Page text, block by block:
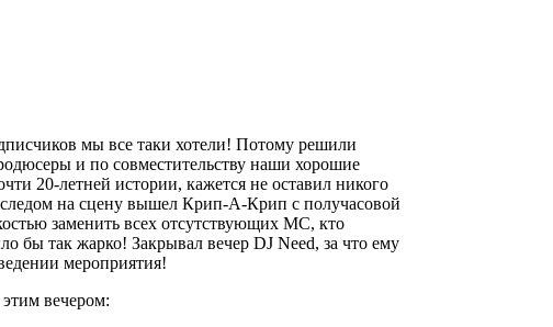
мы все таки хотели! Потому решили
и по совместительству наши хорошие
20-летней истории, кажется не оставил никого
на сцену вышел Крип-А-Крип с получасовой
заменить всех отсутствующих МС, кто
бы так жарко! Закрывал вечер DJ Need, за что ему
мероприятия!
вечером: